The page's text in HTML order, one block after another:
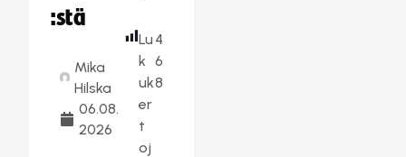
:stä
Mika
Hilska
06.08.
2026
Lu
k
uk
er
t
oj
4
6
8